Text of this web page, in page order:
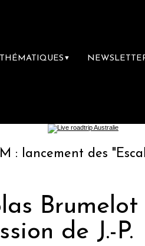
THÉMATIQUES ▼
des "Escales
Brumelot
de J.-P.